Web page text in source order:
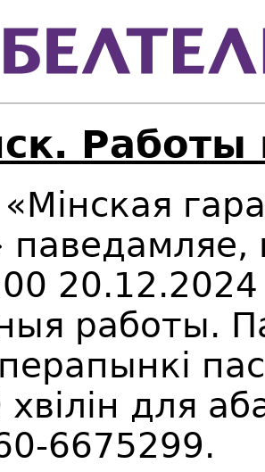
Работы
«Мінская
работы.
хвiлiн для
6675299.